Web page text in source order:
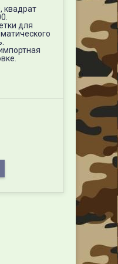
.17-.20, квадрат 20х20 мм,
квадрат
для